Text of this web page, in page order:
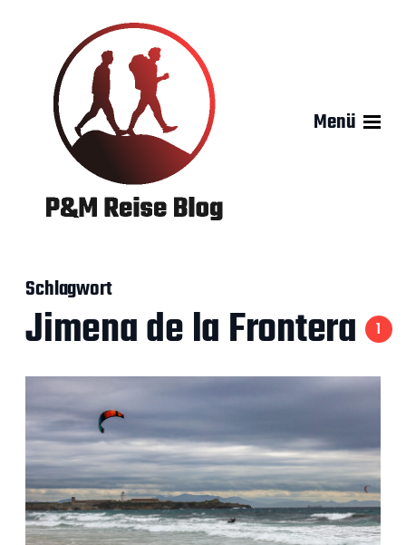
Menü
Schlagwort
Jimena de la Frontera 1